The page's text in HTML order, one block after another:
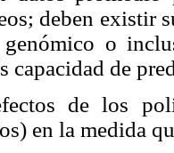
deben existir
o
capacidad de
de los
en la medida